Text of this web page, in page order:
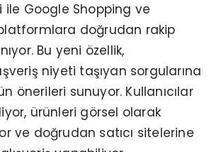
ile Google Shopping ve
doğrudan rakip
Bu yeni özellik,
niyeti taşıyan sorgularına
önerileri sunuyor. Kullanıcılar
ürünleri görsel olarak
ve doğrudan satıcı sitelerine